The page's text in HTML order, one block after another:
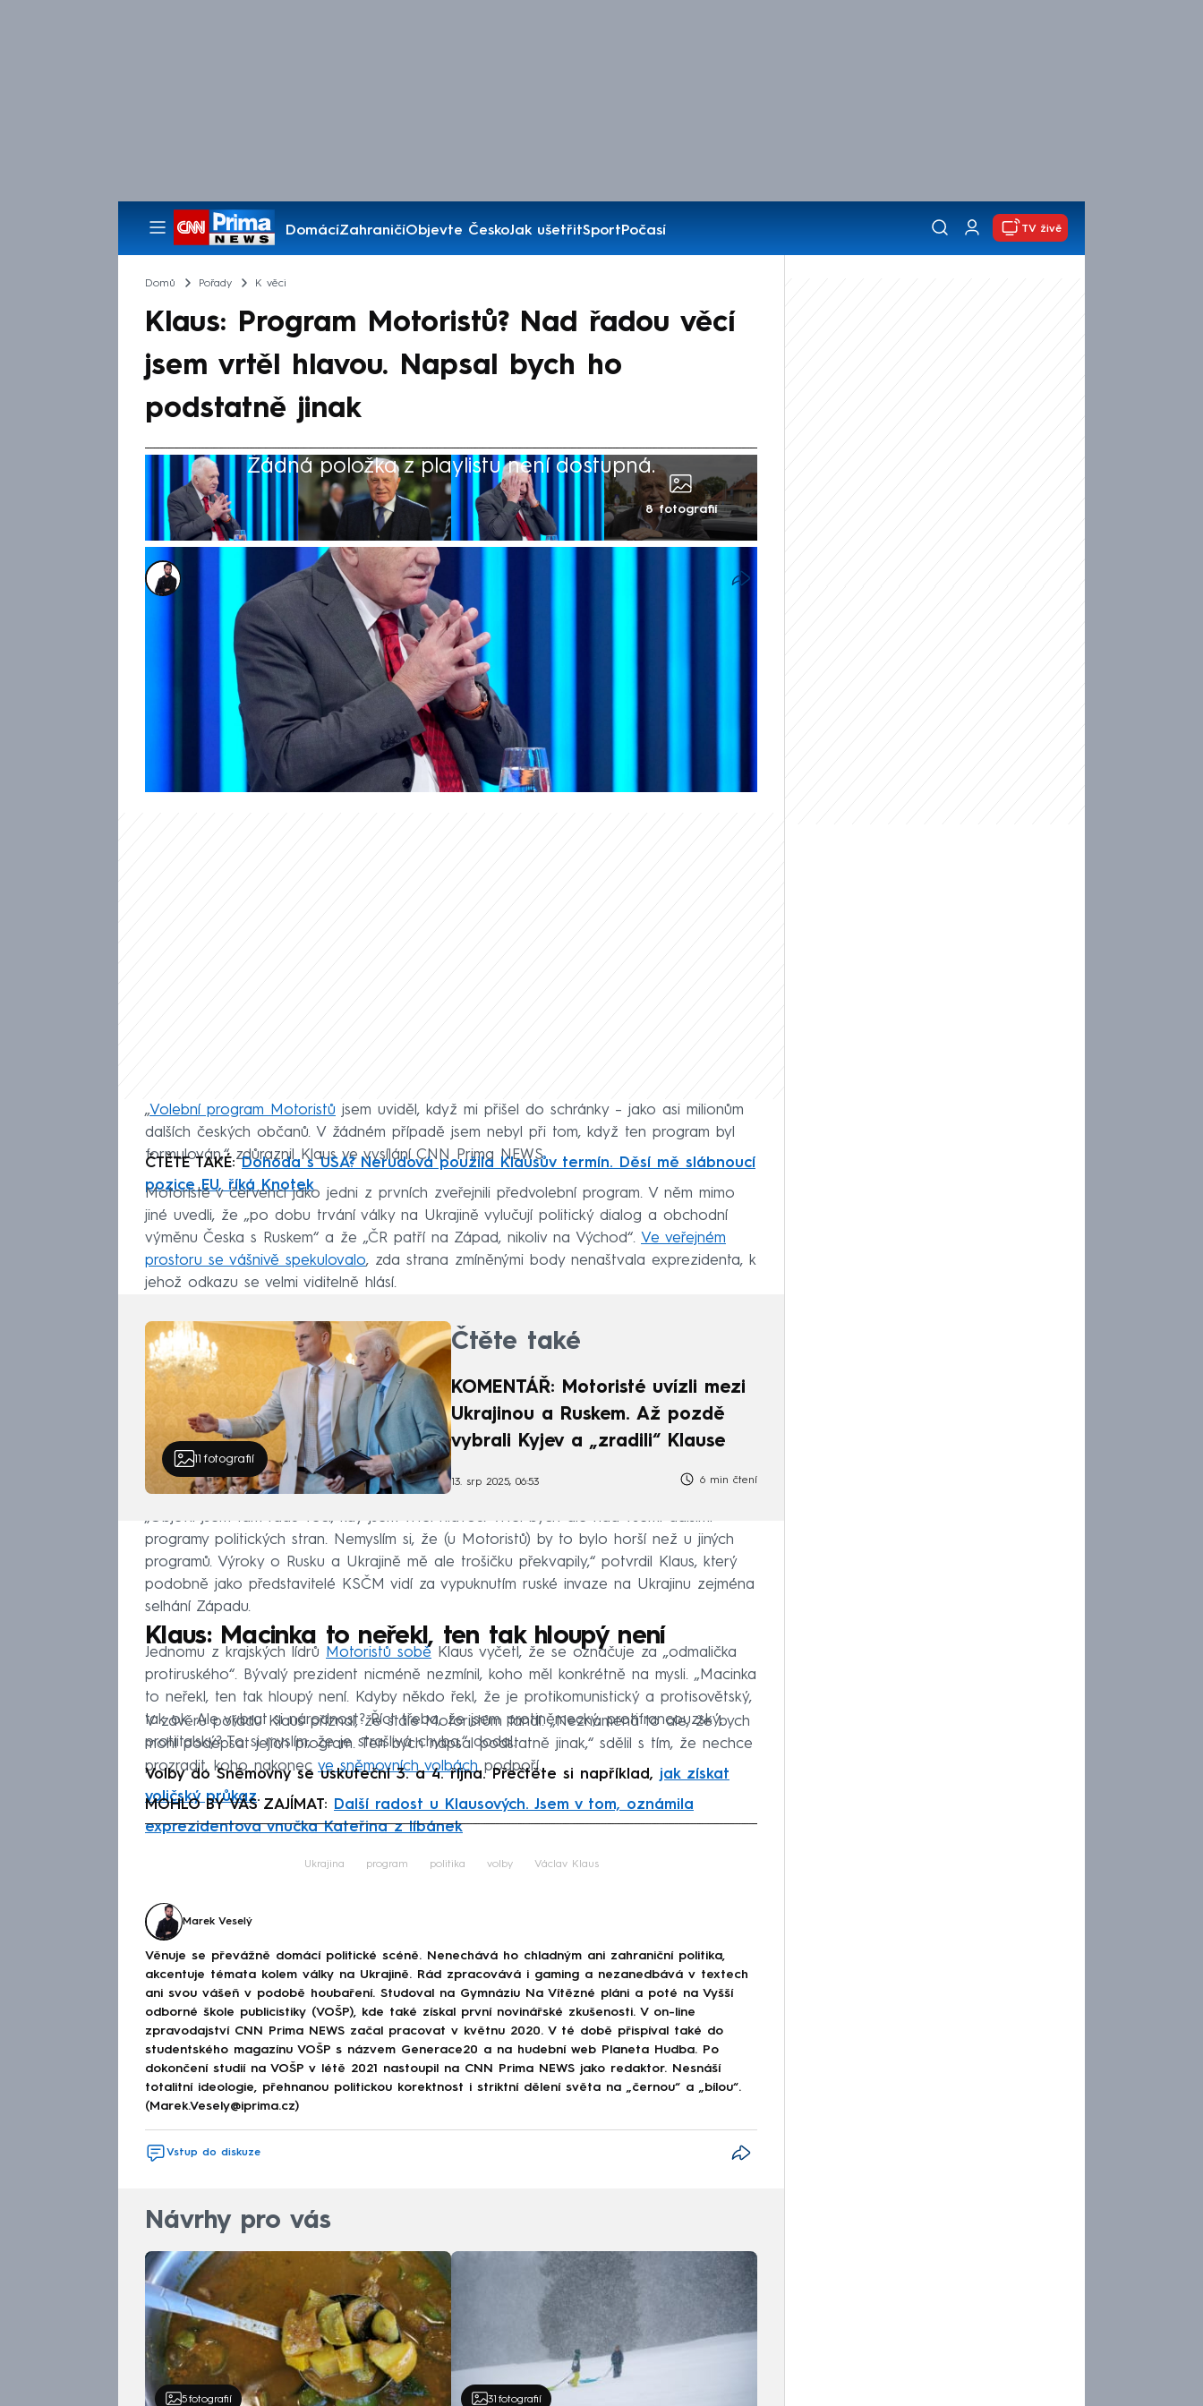
DomácíZahraničíObjevte ČeskoJak ušetřitSportPočasí
Pořady
TV živě
Domů Pořady K věci
Klaus: Program Motoristů? Nad řadou věcí
jsem vrtěl hlavou. Napsal bych ho
podstatně jinak
Žádná položka z playlistu není dostupná.
8 fotografií
Marek Veselý
18. srp 2025, 14:13
V programu Motoristů jsem objevil řadu věcí, kdy jsem vrtěl hlavou.
Výroky o Rusku a Ukrajině mě trošičku překvapily, uvedl Václav Klaus v
pořadu K věci na CNN Prima NEWS. Exprezident tak potvrdil svůj
kritický postoj k některým programovým bodům strany, která se k
němu často hlásí jako k velké autoritě a vzoru. I když Klaus na závěr
řekl, že stále Motoristům fandí, neprozradil, komu dá ve volbách 2025
„Volební program Motoristů jsem uviděl, když mi přišel do schránky – jako asi milionům
dalších českých občanů. V žádném případě jsem nebyl při tom, když ten program byl
formulován,“ zdůraznil Klaus ve vysílání CNN Prima NEWS.
ČTĚTE TAKÉ:Dohoda s USA? Nerudová použila Klausův termín. Děsí mě slábnoucí
pozice EU, říká Knotek
Motoristé v červenci jako jedni z prvních zveřejnili předvolební program. V něm mimo
jiné uvedli, že „po dobu trvání války na Ukrajině vylučují politický dialog a obchodní
výměnu Česka s Ruskem“ a že „ČR patří na Západ, nikoliv na Východ“. Ve veřejném
prostoru se vášnivě spekulovalo, zda strana zmíněnými body nenaštvala exprezidenta, k
jehož odkazu se velmi viditelně hlásí.
11 fotografií
Čtěte také
KOMENTÁŘ: Motoristé uvízli mezi
Ukrajinou a Ruskem. Až pozdě
vybrali Kyjev a „zradili“ Klause
13. srp 2025, 06:53 6 min čtení
„Objevil jsem tam řadu věcí, kdy jsem vrtěl hlavou. Vrtěl bych ale nad všemi dalšími
programy politických stran. Nemyslím si, že (u Motoristů) by to bylo horší než u jiných
programů. Výroky o Rusku a Ukrajině mě ale trošičku překvapily,“ potvrdil Klaus, který
podobně jako představitelé KSČM vidí za vypuknutím ruské invaze na Ukrajinu zejména
selhání Západu.
Klaus: Macinka to neřekl, ten tak hloupý není
Jednomu z krajských lídrů Motoristů sobě Klaus vyčetl, že se označuje za „odmalička
protiruského“. Bývalý prezident nicméně nezmínil, koho měl konkrétně na mysli. „Macinka
to neřekl, ten tak hloupý není. Kdyby někdo řekl, že je protikomunistický a protisovětský,
tak ok. Ale vybrat si národnost? Říct třeba, že jsem protiněmecký, protifrancouzský,
protiitalský? To si myslím, že je strašlivá chyba,“ dodal.
V závěru pořadu Klaus přiznal, že stále Motoristům fandí. „Neznamená to ale, že bych
mohl podepsat jejich program. Ten bych napsal podstatně jinak,“ sdělil s tím, že nechce
prozradit, koho nakonec ve sněmovních volbách podpoří.
Volby do Sněmovny se uskuteční 3. a 4. října. Přečtěte si například, jak získat
voličský průkaz.
MOHLO BY VÁS ZAJÍMAT:
Další radost u Klausových. Jsem v tom, oznámila
exprezidentova vnučka Kateřina z líbánek
Failed to fetch
Ukrajina program politika volby Václav Klaus
Marek Veselý
Věnuje se převážně domácí politické scéně. Nenechává ho chladným ani zahraniční politika,
akcentuje témata kolem války na Ukrajině. Rád zpracovává i gaming a nezanedbává v textech
ani svou vášeň v podobě houbaření. Studoval na Gymnáziu Na Vítězné pláni a poté na Vyšší
odborné škole publicistiky (VOŠP), kde také získal první novinářské zkušenosti. V on-line
zpravodajství CNN Prima NEWS začal pracovat v květnu 2020. V té době přispíval také do
studentského magazínu VOŠP s názvem Generace20 a na hudební web Planeta Hudba. Po
dokončení studií na VOŠP v létě 2021 nastoupil na CNN Prima NEWS jako redaktor. Nesnáší
totalitní ideologie, přehnanou politickou korektnost i striktní dělení světa na „černou“ a „bílou“.
(Marek.Vesely@iprima.cz)
Vstup do diskuze
Návrhy pro vás
5 fotografií 31 fotografií